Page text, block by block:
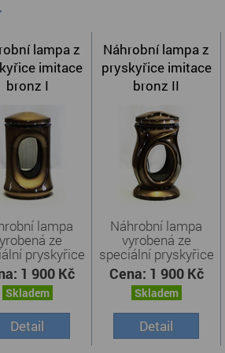
lampa z
imitace
bronz I
lampa
ze
pryskyřice
v ...
1 900 Kč
Skladem
Detail
Náhrobní lampa z
pryskyřice imitace
bronz II
Náhrobní lampa
vyrobená ze
speciální pryskyřice
v ...
Cena: 1 900 Kč
Skladem
Detail